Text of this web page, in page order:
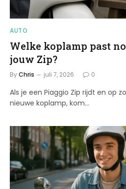
AUTO
Welke koplamp past
jouw Zip?
ByChris juli 7, 2026 0
Als je een Piaggio Zip rijdt en op
nieuwe koplamp, kom…